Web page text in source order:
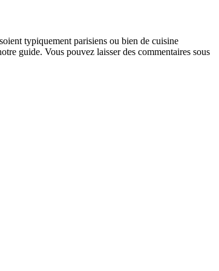
typiquement parisiens ou bien de cuisine
guide. Vous pouvez laisser des commentaires sous